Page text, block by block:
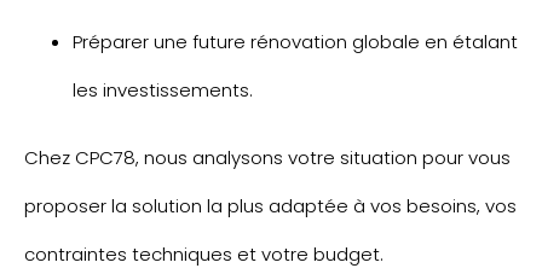
Préparer une future rénovation globale en étalant
les investissements.
Chez CPC78, nous analysons votre situation pour vous
proposer la solution la plus adaptée à vos besoins, vos
contraintes techniques et votre budget.